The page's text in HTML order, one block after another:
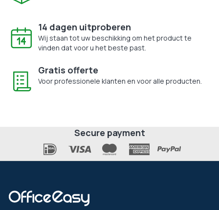
14 dagen uitproberen
Wij staan tot uw beschikking om het product te
vinden dat voor u het beste past.
Gratis offerte
Voor professionele klanten en voor alle producten.
Secure payment